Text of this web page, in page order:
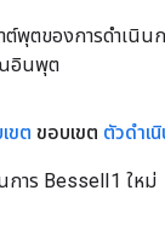
พุตของการดำเนิน
อินพุต
ขต ขอบเขต ตัวดำเ
การ BesselI1 ใหม่